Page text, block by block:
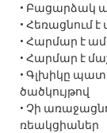
• Բացարձակ
• Հեռացնում
• Հարմար է
• Հարմար է
• Գլխիկը
ծածկույթով
• Չի
ռեակցիաներ